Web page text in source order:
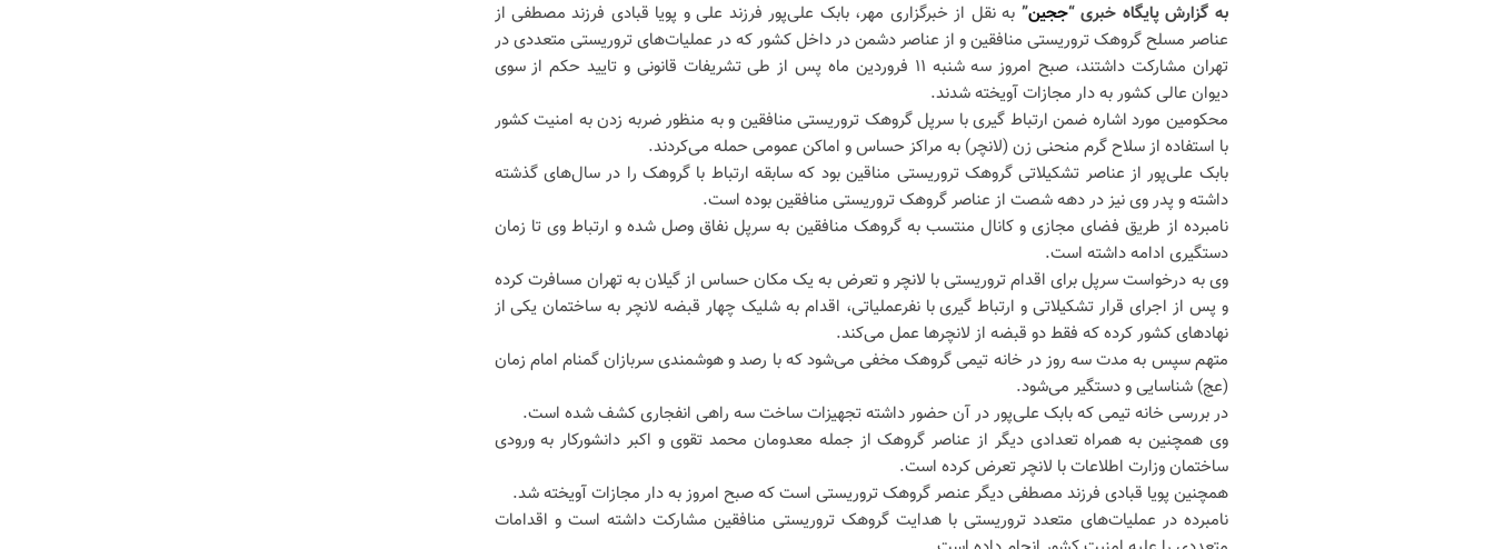
به گزارش پایگاه خبری “ججین” به نقل از خبرگزاری مهر، بابک علی‌پور فرزند علی و پویا قبادی فرزند مصطفی از
عناصر مسلح گروهک تروریستی منافقین و از عناصر دشمن در داخل کشور که در عملیات‌های تروریستی متعددی در
تهران مشارکت داشتند، صبح امروز سه شنبه ۱۱ فروردین ماه پس از طی تشریفات قانونی و تایید حکم از سوی
دیوان عالی کشور به دار مجازات آویخته شدند.
محکومین مورد اشاره ضمن ارتباط گیری با سرپل گروهک تروریستی منافقین و به منظور ضربه زدن به امنیت کشور
با استفاده از سلاح گرم منحنی زن (لانچر) به مراکز حساس و اماکن عمومی حمله می‌کردند.
بابک علی‌پور از عناصر تشکیلاتی گروهک تروریستی مناقین بود که سابقه ارتباط با گروهک را در سال‌های گذشته
داشته و پدر وی نیز در دهه شصت از عناصر گروهک تروریستی منافقین بوده است.
نامبرده از طریق فضای مجازی و کانال منتسب به گروهک منافقین به سرپل نفاق وصل شده و ارتباط وی تا زمان
دستگیری ادامه داشته است.
وی به درخواست سرپل برای اقدام تروریستی با لانچر و تعرض به یک مکان حساس از گیلان به تهران مسافرت کرده
و پس از اجرای قرار تشکیلاتی و ارتباط گیری با نفرعملیاتی، اقدام به شلیک چهار قبضه لانچر به ساختمان یکی از
نهادهای کشور کرده که فقط دو قبضه از لانچرها عمل می‌کند.
متهم سپس به مدت سه روز در خانه تیمی گروهک مخفی می‌شود که با رصد و هوشمندی سربازان گمنام امام زمان
(عج) شناسایی و دستگیر می‌شود.
در بررسی خانه تیمی که بابک علی‌پور در آن حضور داشته تجهیزات ساخت سه راهی انفجاری کشف شده است.
وی همچنین به همراه تعدادی دیگر از عناصر گروهک از جمله معدومان محمد تقوی و اکبر دانشورکار به ورودی
ساختمان وزارت اطلاعات با لانچر تعرض کرده است.
همچنین پویا قبادی فرزند مصطفی دیگر عنصر گروهک تروریستی است که صبح امروز به دار مجازات آویخته شد.
نامبرده در عملیات‌های متعدد تروریستی با هدایت گروهک تروریستی منافقین مشارکت داشته است و اقدامات